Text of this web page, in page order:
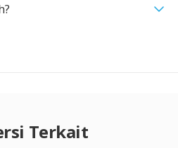
Terkait